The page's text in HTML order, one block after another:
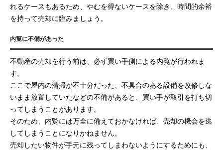
れるケースもあるため、やむを得ないケースを除き、時間的余裕
を持って売却に臨みましょう。
内覧に不備があった
不動産の売却を行う前は、必ず買い手側による内覧が行われま
す。
ここで屋内の清掃が不十分だった、不具合のある設備を改修しな
いまま放置していたなどの不備があると、買い手が取引を打ち切
ってしまうことがあります。
そのため、内覧には万全に備えておかなければ、売却の機会を逃
してしまうことになりかねません。
売却したい物件が手元に残ってしまわないようにするためにも、